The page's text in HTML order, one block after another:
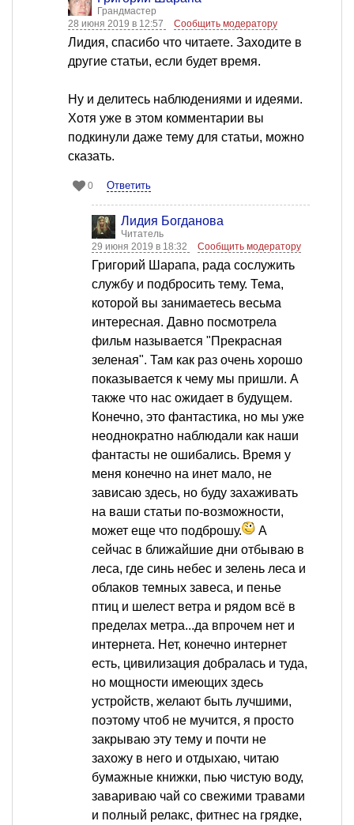
Грандмастер
28 июня 2019 в 12:57
Сообщить модератору
Лидия, спасибо что читаете. Заходите в
другие статьи, если будет время.
Ну и делитесь наблюдениями и идеями.
Хотя уже в этом комментарии вы
подкинули даже тему для статьи, можно
сказать.
0 Ответить
Лидия Богданова
Читатель
29 июня 2019 в 18:32
Сообщить модератору
Григорий Шарапа, рада сослужить
службу и подбросить тему. Тема,
которой вы занимаетесь весьма
интересная. Давно посмотрела
фильм называется "Прекрасная
зеленая". Там как раз очень хорошо
показывается к чему мы пришли. А
также что нас ожидает в будущем.
Конечно, это фантастика, но мы уже
неоднократно наблюдали как наши
фантасты не ошибались. Время у
меня конечно на инет мало, не
зависаю здесь, но буду захаживать
на ваши статьи по-возможности,
может еще что подброшу.
А
сейчас в ближайшие дни отбываю в
леса, где синь небес и зелень леса и
облаков темных завеса, и пенье
птиц и шелест ветра и рядом всё в
пределах метра...да впрочем нет и
интернета. Нет, конечно интернет
есть, цивилизация добралась и туда,
но мощности имеющих здесь
устройств, желают быть лучшими,
поэтому чтоб не мучится, я просто
закрываю эту тему и почти не
захожу в него и отдыхаю, читаю
бумажные книжки, пью чистую воду,
завариваю чай со свежими травами
и полный релакс, фитнес на грядке,